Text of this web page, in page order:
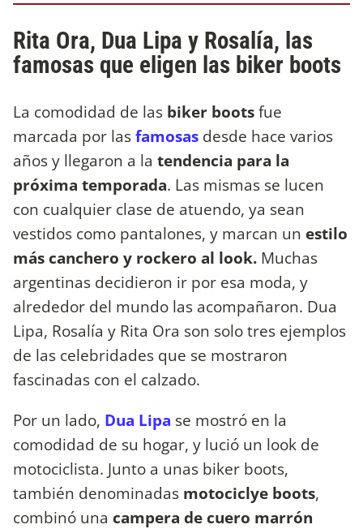
Rita Ora, Dua Lipa y Rosalía, las
famosas que eligen las biker boots
La comodidad de las biker bootsfue
marcada por lasfamosas desde hace varios
años y llegaron a la tendencia para la
próxima temporada. Las mismas se lucen
con cualquier clase de atuendo, ya sean
vestidos como pantalones, y marcan un estilo
más canchero y rockero al look. Muchas
argentinas decidieron ir por esa moda, y
alrededor del mundo las acompañaron. Dua
Lipa, Rosalía y Rita Ora son solo tres ejemplos
de las celebridades que se mostraron
fascinadas con el calzado.
Por un lado, Dua Lipa se mostró en la
comodidad de su hogar, y lució un look de
motociclista. Junto a unas biker boots,
también denominadas motociclye boots,
combinó una campera de cuero marrón